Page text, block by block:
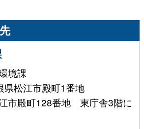
境課
県松江市殿町1番地
江市殿町128番地 東庁舎3階に